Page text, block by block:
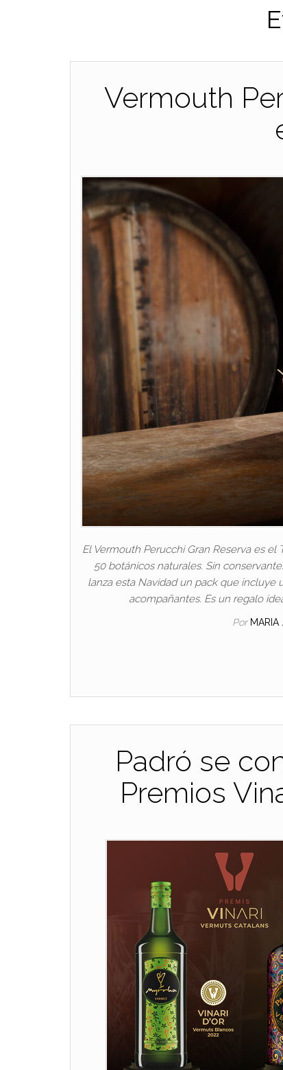
Vermouth
El Vermouth Perucchi Gran Reserva es
50 botánicos naturales. Sin
lanza esta Navidad un pack que incluye
acompañantes. Es un regalo
Por MARIA
Padró se
Premios